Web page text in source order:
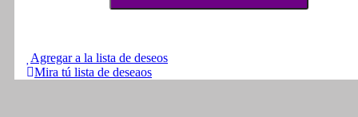
200
-
Original
Agregar a la lista de deseos
Mira tú lista de deseaos